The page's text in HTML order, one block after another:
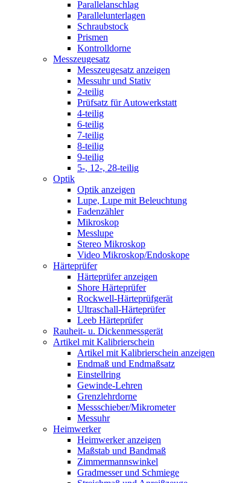
Parallelanschlag
Parallelunterlagen
Schraubstock
Prismen
Kontrolldorne
Messzeugesatz
Messzeugesatz anzeigen
Messuhr und Stativ
2-teilig
Prüfsatz für Autowerkstatt
4-teilig
6-teilig
7-teilig
8-teilig
9-teilig
5-, 12-, 28-teilig
Optik
Optik anzeigen
Lupe, Lupe mit Beleuchtung
Fadenzähler
Mikroskop
Messlupe
Stereo Mikroskop
Video Mikroskop/Endoskope
Härteprüfer
Härteprüfer anzeigen
Shore Härteprüfer
Rockwell-Härteprüfgerät
Ultraschall-Härteprüfer
Leeb Härteprüfer
Rauheit- u. Dickenmessgerät
Artikel mit Kalibrierschein
Artikel mit Kalibrierschein anzeigen
Endmaß und Endmaßsatz
Einstellring
Gewinde-Lehren
Grenzlehrdorne
Messschieber/Mikrometer
Messuhr
Heimwerker
Heimwerker anzeigen
Maßstab und Bandmaß
Zimmermannswinkel
Gradmesser und Schmiege